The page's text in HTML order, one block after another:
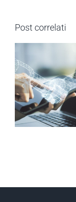
Post correlati